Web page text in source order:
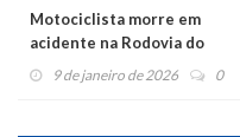
Motociclista morre em
acidente na Rodovia do
Parque9 de janeiro de 2026 0